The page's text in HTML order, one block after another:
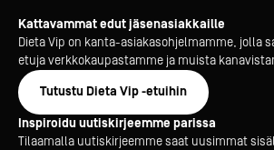
Kattavammat edut jäsenasiakkaille
Dieta Vip on kanta-asiakasohjelmamme, jolla
etuja verkkokaupastamme ja muista
Tutustu Dieta Vip -etuihin
Inspiroidu uutiskirjeemme parissa
Tilaamalla uutiskirjeemme saat uusimmat